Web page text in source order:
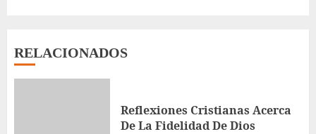
RELACIONADOS
Reflexiones Cristianas Acerca
De La Fidelidad De Dios